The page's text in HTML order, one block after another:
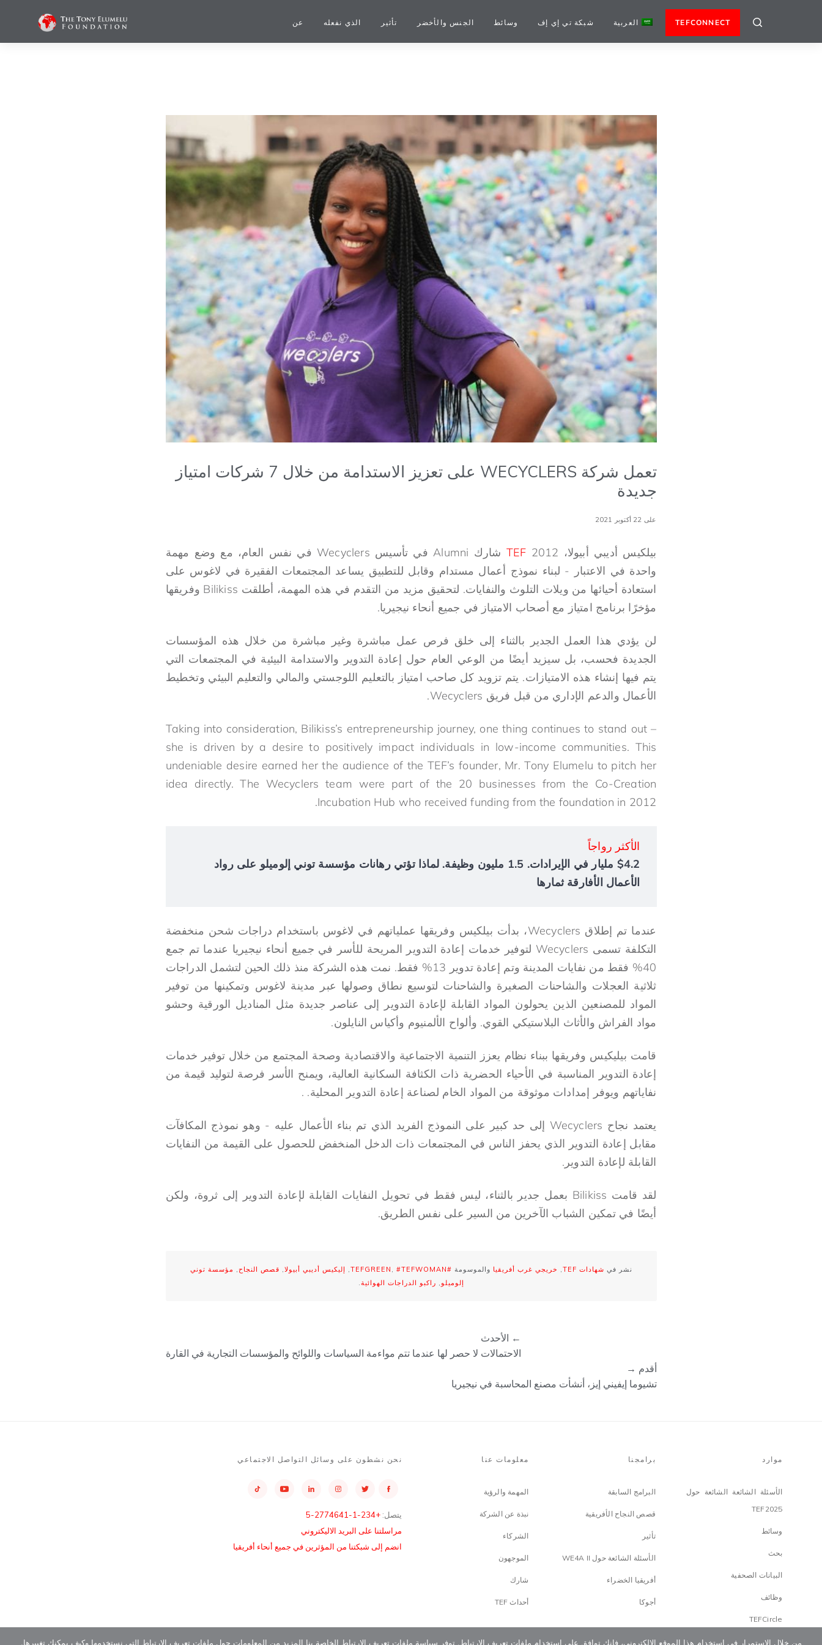
عن الذي نفعله تأثير الجنس والأخضر وسائط شبكة تي إي إف العربية TEFCONNECT
تعمل شركة WECYCLERS على تعزيز الاستدامة من خلال 7 شركات امتياز
جديدة
على 22 أكتوبر 2021
بيلكيس أديبي أبيولا، 2012 TEF
شارك Alumni في تأسيس Wecyclers في نفس العام، مع وضع مهمة
واحدة في الاعتبار - لبناء نموذج أعمال مستدام وقابل للتطبيق يساعد المجتمعات الفقيرة في لاغوس على
استعادة أحيائها من ويلات التلوث والنفايات. لتحقيق مزيد من التقدم في هذه المهمة، أطلقت Bilikiss وفريقها
مؤخرًا برنامج امتياز مع أصحاب الامتياز في جميع أنحاء نيجيريا.
لن يؤدي هذا العمل الجدير بالثناء إلى خلق فرص عمل مباشرة وغير مباشرة من خلال هذه المؤسسات
الجديدة فحسب، بل سيزيد أيضًا من الوعي العام حول إعادة التدوير والاستدامة البيئية في المجتمعات التي
يتم فيها إنشاء هذه الامتيازات. يتم تزويد كل صاحب امتياز بالتعليم اللوجستي والمالي والتعليم البيئي وتخطيط
الأعمال والدعم الإداري من قبل فريق Wecyclers.
Taking into consideration, Bilikiss’s entrepreneurship journey, one thing continues to stand out –
she is driven by a desire to positively impact individuals in low-income communities. This
undeniable desire earned her the audience of the TEF’s founder, Mr. Tony Elumelu to pitch her
idea directly. The Wecyclers team were part of the 20 businesses from the Co-Creation
Incubation Hub who received funding from the foundation in 2012.
الأكثر رواجاً
$4.2 مليار في الإيرادات. 1.5 مليون وظيفة. لماذا تؤتي رهانات مؤسسة توني إلوميلو على رواد
الأعمال الأفارقة ثمارها
عندما تم إطلاق Wecyclers، بدأت بيلكيس وفريقها عملياتهم في لاغوس باستخدام دراجات شحن منخفضة
التكلفة تسمى Wecyclers لتوفير خدمات إعادة التدوير المريحة للأسر في جميع أنحاء نيجيريا عندما تم جمع
40% فقط من نفايات المدينة وتم إعادة تدوير 13% فقط. نمت هذه الشركة منذ ذلك الحين لتشمل الدراجات
ثلاثية العجلات والشاحنات الصغيرة والشاحنات لتوسيع نطاق وصولها عبر مدينة لاغوس وتمكينها من توفير
المواد للمصنعين الذين يحولون المواد القابلة لإعادة التدوير إلى عناصر جديدة مثل المناديل الورقية وحشو
مواد الفراش والأثاث البلاستيكي القوي. وألواح الألمنيوم وأكياس النايلون.
قامت بيليكيس وفريقها ببناء نظام يعزز التنمية الاجتماعية والاقتصادية وصحة المجتمع من خلال توفير خدمات
إعادة التدوير المناسبة في الأحياء الحضرية ذات الكثافة السكانية العالية، ويمنح الأسر فرصة لتوليد قيمة من
نفاياتهم ويوفر إمدادات موثوقة من المواد الخام لصناعة إعادة التدوير المحلية. .
يعتمد نجاح Wecyclers إلى حد كبير على النموذج الفريد الذي تم بناء الأعمال عليه - وهو نموذج المكافآت
مقابل إعادة التدوير الذي يحفز الناس في المجتمعات ذات الدخل المنخفض للحصول على القيمة من النفايات
القابلة لإعادة التدوير.
لقد قامت Bilikiss بعمل جدير بالثناء، ليس فقط في تحويل النفايات القابلة لإعادة التدوير إلى ثروة، ولكن
أيضًا في تمكين الشباب الآخرين من السير على نفس الطريق.
نشر في شهادات TEF , خريجي غرب أفريقيا والموسومة #TEFGREEN
, #TEFWOMAN
, إليكيس أديبي أبيولا, قصص النجاح, مؤسسة توني
إلوميلو , راكبو الدراجات الهوائية.
← الأحدث
الاحتمالات لا حصر لها عندما تتم مواءمة السياسات واللوائح والمؤسسات التجارية في القارة
أقدم →
تشيوما إيفيني إيز، أنشأت مصنع المحاسبة في نيجيريا
نحن نشطون على وسائل التواصل الاجتماعي
يتصل: +234-1-2774641-5
مراسلتنا على البريد الاليكتروني
انضم إلى شبكتنا من المؤثرين في جميع أنحاء أفريقيا
معلومات عنا
المهمة والرؤية
نبذة عن الشركة
الشركاء
الموجهون
شارك
أحداث TEF
برامجنا
البرامج السابقة
قصص النجاح الأفريقية
تأثير
الأسئلة الشائعة حول WE4A II
أفريقيا الخضراء
أجوكا
موارد
الأسئلة الشائعة الشائعة حول
TEF2025
وسائط
بحث
البيانات الصحفية
وظائف
TEFCircle
من خلال الاستمرار في استخدام هذا الموقع الإلكتروني، فإنك توافق على استخدام ملفات تعريف الارتباط. توفر سياسة ملفات تعريف الارتباط الخاصة بنا المزيد من المعلومات حول ملفات تعريف الارتباط التي نستخدمها وكيف يمكنك تغييرها.